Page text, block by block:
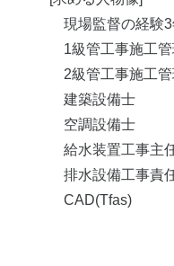
現場監督の経験
1級管工事施工
2級管工事施工
建築設備士
空調設備士
給水装置工事主
排水設備工事責
CAD(Tfas)